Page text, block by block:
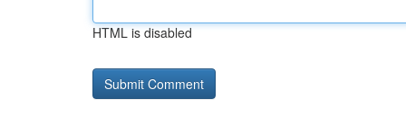
HTML is disabled